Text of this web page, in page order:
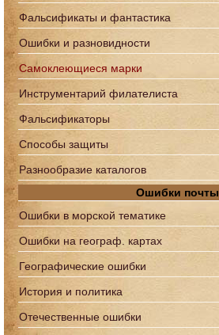
Фальсификаты и фантастика
Ошибки и разновидности
Самоклеющиеся марки
Инструментарий филателиста
Фальсификаторы
Способы защиты
Разнообразие каталогов
Ошибки почты
Ошибки в морской тематике
Ошибки на географ. картах
Географические ошибки
История и политика
Отечественные ошибки